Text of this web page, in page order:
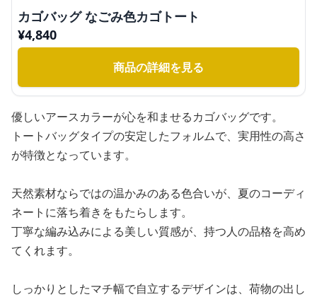
カゴバッグ なごみ色カゴトート
¥4,840
商品の詳細を見る
優しいアースカラーが心を和ませるカゴバッグです。
トートバッグタイプの安定したフォルムで、実用性の高さ
が特徴となっています。
天然素材ならではの温かみのある色合いが、夏のコーディ
ネートに落ち着きをもたらします。
丁寧な編み込みによる美しい質感が、持つ人の品格を高め
てくれます。
しっかりとしたマチ幅で自立するデザインは、荷物の出し